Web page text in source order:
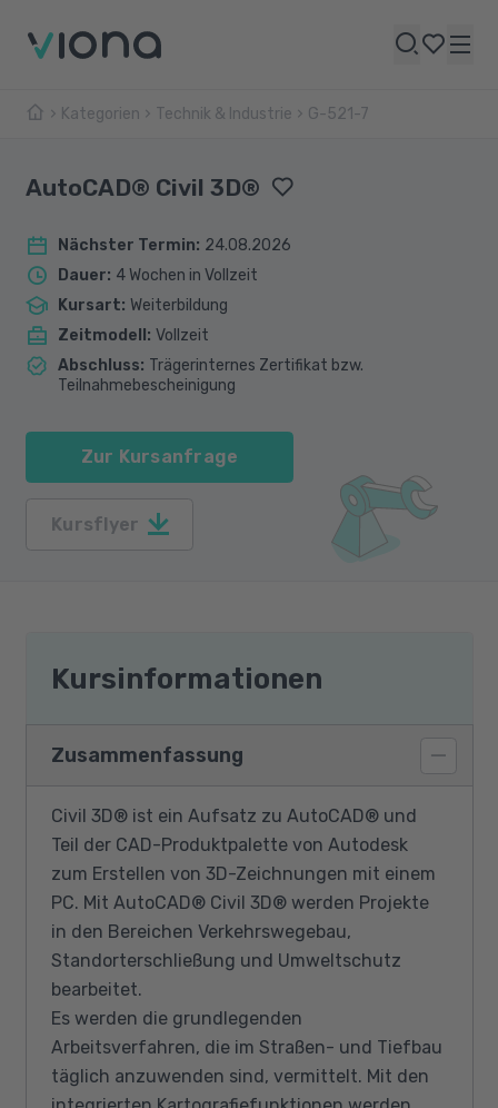
Kategorien Technik & Industrie G-521-7
AutoCAD® Civil 3D®
Nächster Termin: 24.08.2026
Dauer: 4 Wochen in Vollzeit
Kursart: Weiterbildung
Zeitmodell : Vollzeit
Abschluss: Trägerinternes Zertifikat bzw.
Teilnahmebescheinigung
Zur Kursanfrage
Kursflyer
Kursinformationen
Zusammenfassung
Civil 3D® ist ein Aufsatz zu AutoCAD® und
Teil der CAD-Produktpalette von Autodesk
zum Erstellen von 3D-Zeichnungen mit einem
PC. Mit AutoCAD® Civil 3D® werden Projekte
in den Bereichen Verkehrswegebau,
Standorterschließung und Umweltschutz
bearbeitet.
Es werden die grundlegenden
Arbeitsverfahren, die im Straßen- und Tiefbau
täglich anzuwenden sind, vermittelt. Mit den